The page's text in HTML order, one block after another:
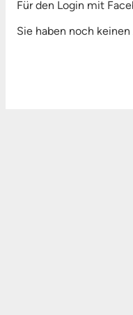
Für den Login mit
Sie haben noch